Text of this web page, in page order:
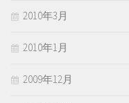
2010年3月
2010年1月
2009年12月